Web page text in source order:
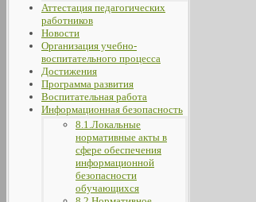
Аттестация педагогических
работников
Новости
Организация учебно-
воспитательного процесса
Достижения
Программа развития
Воспитательная работа
Информационная безопасность
8.1.Локальные
нормативные акты в
сфере обеспечения
информационной
безопасности
обучающихся